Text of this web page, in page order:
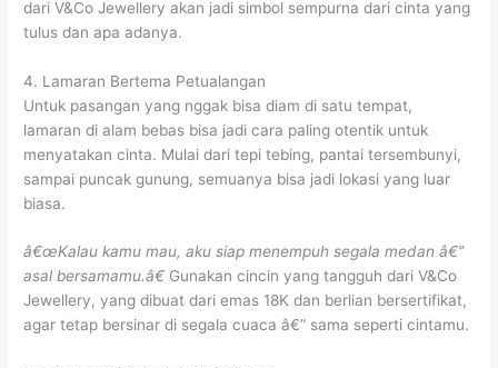
dari V&Co Jewellery akan jadi simbol sempurna dari cinta yang
tulus dan apa adanya.
4. Lamaran Bertema Petualangan
Untuk pasangan yang nggak bisa diam di satu tempat,
lamaran di alam bebas bisa jadi cara paling otentik untuk
menyatakan cinta. Mulai dari tepi tebing, pantai tersembunyi,
sampai puncak gunung, semuanya bisa jadi lokasi yang luar
biasa.
â€œKalau kamu mau, aku siap menempuh segala medan â€”
asal bersamamu.â€ Gunakan cincin yang tangguh dari V&Co
Jewellery, yang dibuat dari emas 18K dan berlian bersertifikat,
agar tetap bersinar di segala cuaca â€” sama seperti cintamu.